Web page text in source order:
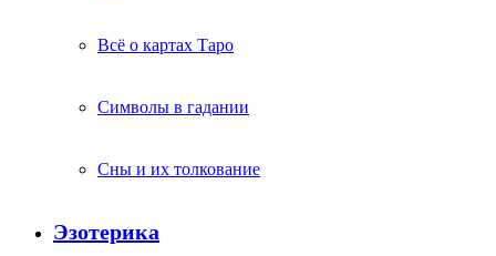
Всё о картах Таро
Символы в гадании
Сны и их толкование
Эзотерика